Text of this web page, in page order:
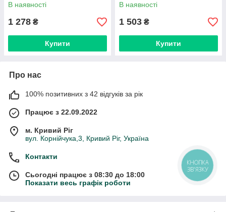
В наявності
1 278 ₴
Купити
В наявності
1 503 ₴
Купити
Про нас
100% позитивних з 42 відгуків за рік
Працює з 22.09.2022
м. Кривий Ріг
вул. Корнійчука,3, Кривий Ріг, Україна
Контакти
Сьогодні працює з 08:30 до 18:00
Показати весь графік роботи
КНОПКА
ЗВ'ЯЗКУ